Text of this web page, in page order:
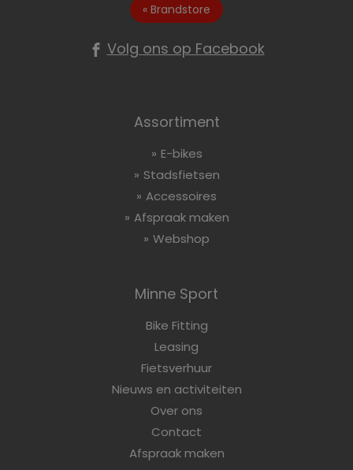
« Brandstore
Volg ons op Facebook
Assortiment
E-bikes
Stadsfietsen
Accessoires
Afspraak maken
Webshop
Minne Sport
Bike Fitting
Leasing
Fietsverhuur
Nieuws en activiteiten
Over ons
Contact
Afspraak maken